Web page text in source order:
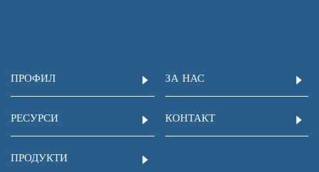
ПРОФИЛ ЗА НАС
РЕСУРСИ КОНТАКТ
ПРОДУКТИ